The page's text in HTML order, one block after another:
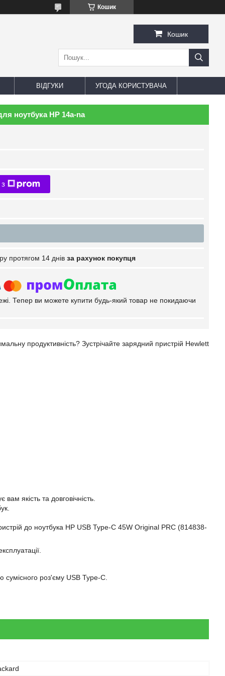
Кошик
Кошик
ВІДГУКИ УГОДА КОРИСТУВАЧА
ноутбука HP 14a-na
протягом 14 днів за рахунок покупця
Тепер ви можете купити будь-який товар не покидаючи
продуктивність? Зустрічайте зарядний пристрій Hewlett
якість та довговічність.
до ноутбука HP USB Type-C 45W Original PRC (814838-
сумісного роз'єму USB Type-C.